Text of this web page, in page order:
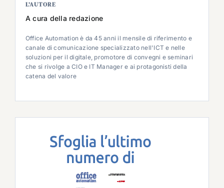
L’AUTORE
A cura della redazione
Office Automation è da 45 anni il mensile di riferimento e
canale di comunicazione specializzato nell'ICT e nelle
soluzioni per il digitale, promotore di convegni e seminari
che si rivolge a CIO e IT Manager e ai protagonisti della
catena del valore